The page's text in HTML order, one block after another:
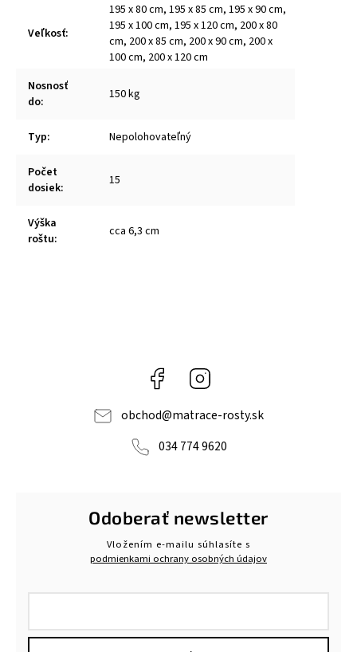
Veľkosť:
195 x 80 cm, 195 x 85 cm, 195 x 90 cm,
195 x 100 cm, 195 x 120 cm, 200 x 80
cm, 200 x 85 cm, 200 x 90 cm, 200 x
100 cm, 200 x 120 cm
Nosnosť
do: 150 kg
Typ: Nepolohovateľný
Počet
dosiek: 15
Výška
roštu: cca 6,3 cm
Facebook
obchod@matrace-rosty.sk
034 774 9620
Odoberať newsletter
Vložením e-mailu súhlasíte s
podmienkami ochrany osobných údajov